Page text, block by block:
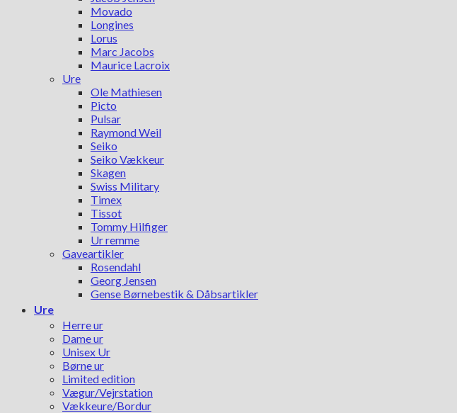
Movado
Longines
Lorus
Marc Jacobs
Maurice Lacroix
Ure
Ole Mathiesen
Picto
Pulsar
Raymond Weil
Seiko
Seiko Vækkeur
Skagen
Swiss Military
Timex
Tissot
Tommy Hilfiger
Ur remme
Gaveartikler
Rosendahl
Georg Jensen
Gense Børnebestik & Dåbsartikler
Ure
Herre ur
Dame ur
Unisex Ur
Børne ur
Limited edition
Vægur/Vejrstation
Vækkeure/Bordur